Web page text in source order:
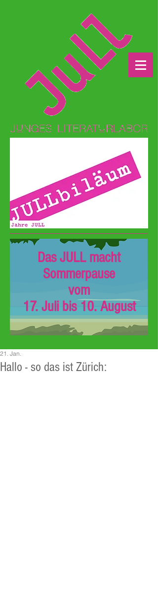
Das JULL macht
Sommerpause
vom
17. Juli bis 10. August
Hallo - so das ist Zürich:
21. Jan.